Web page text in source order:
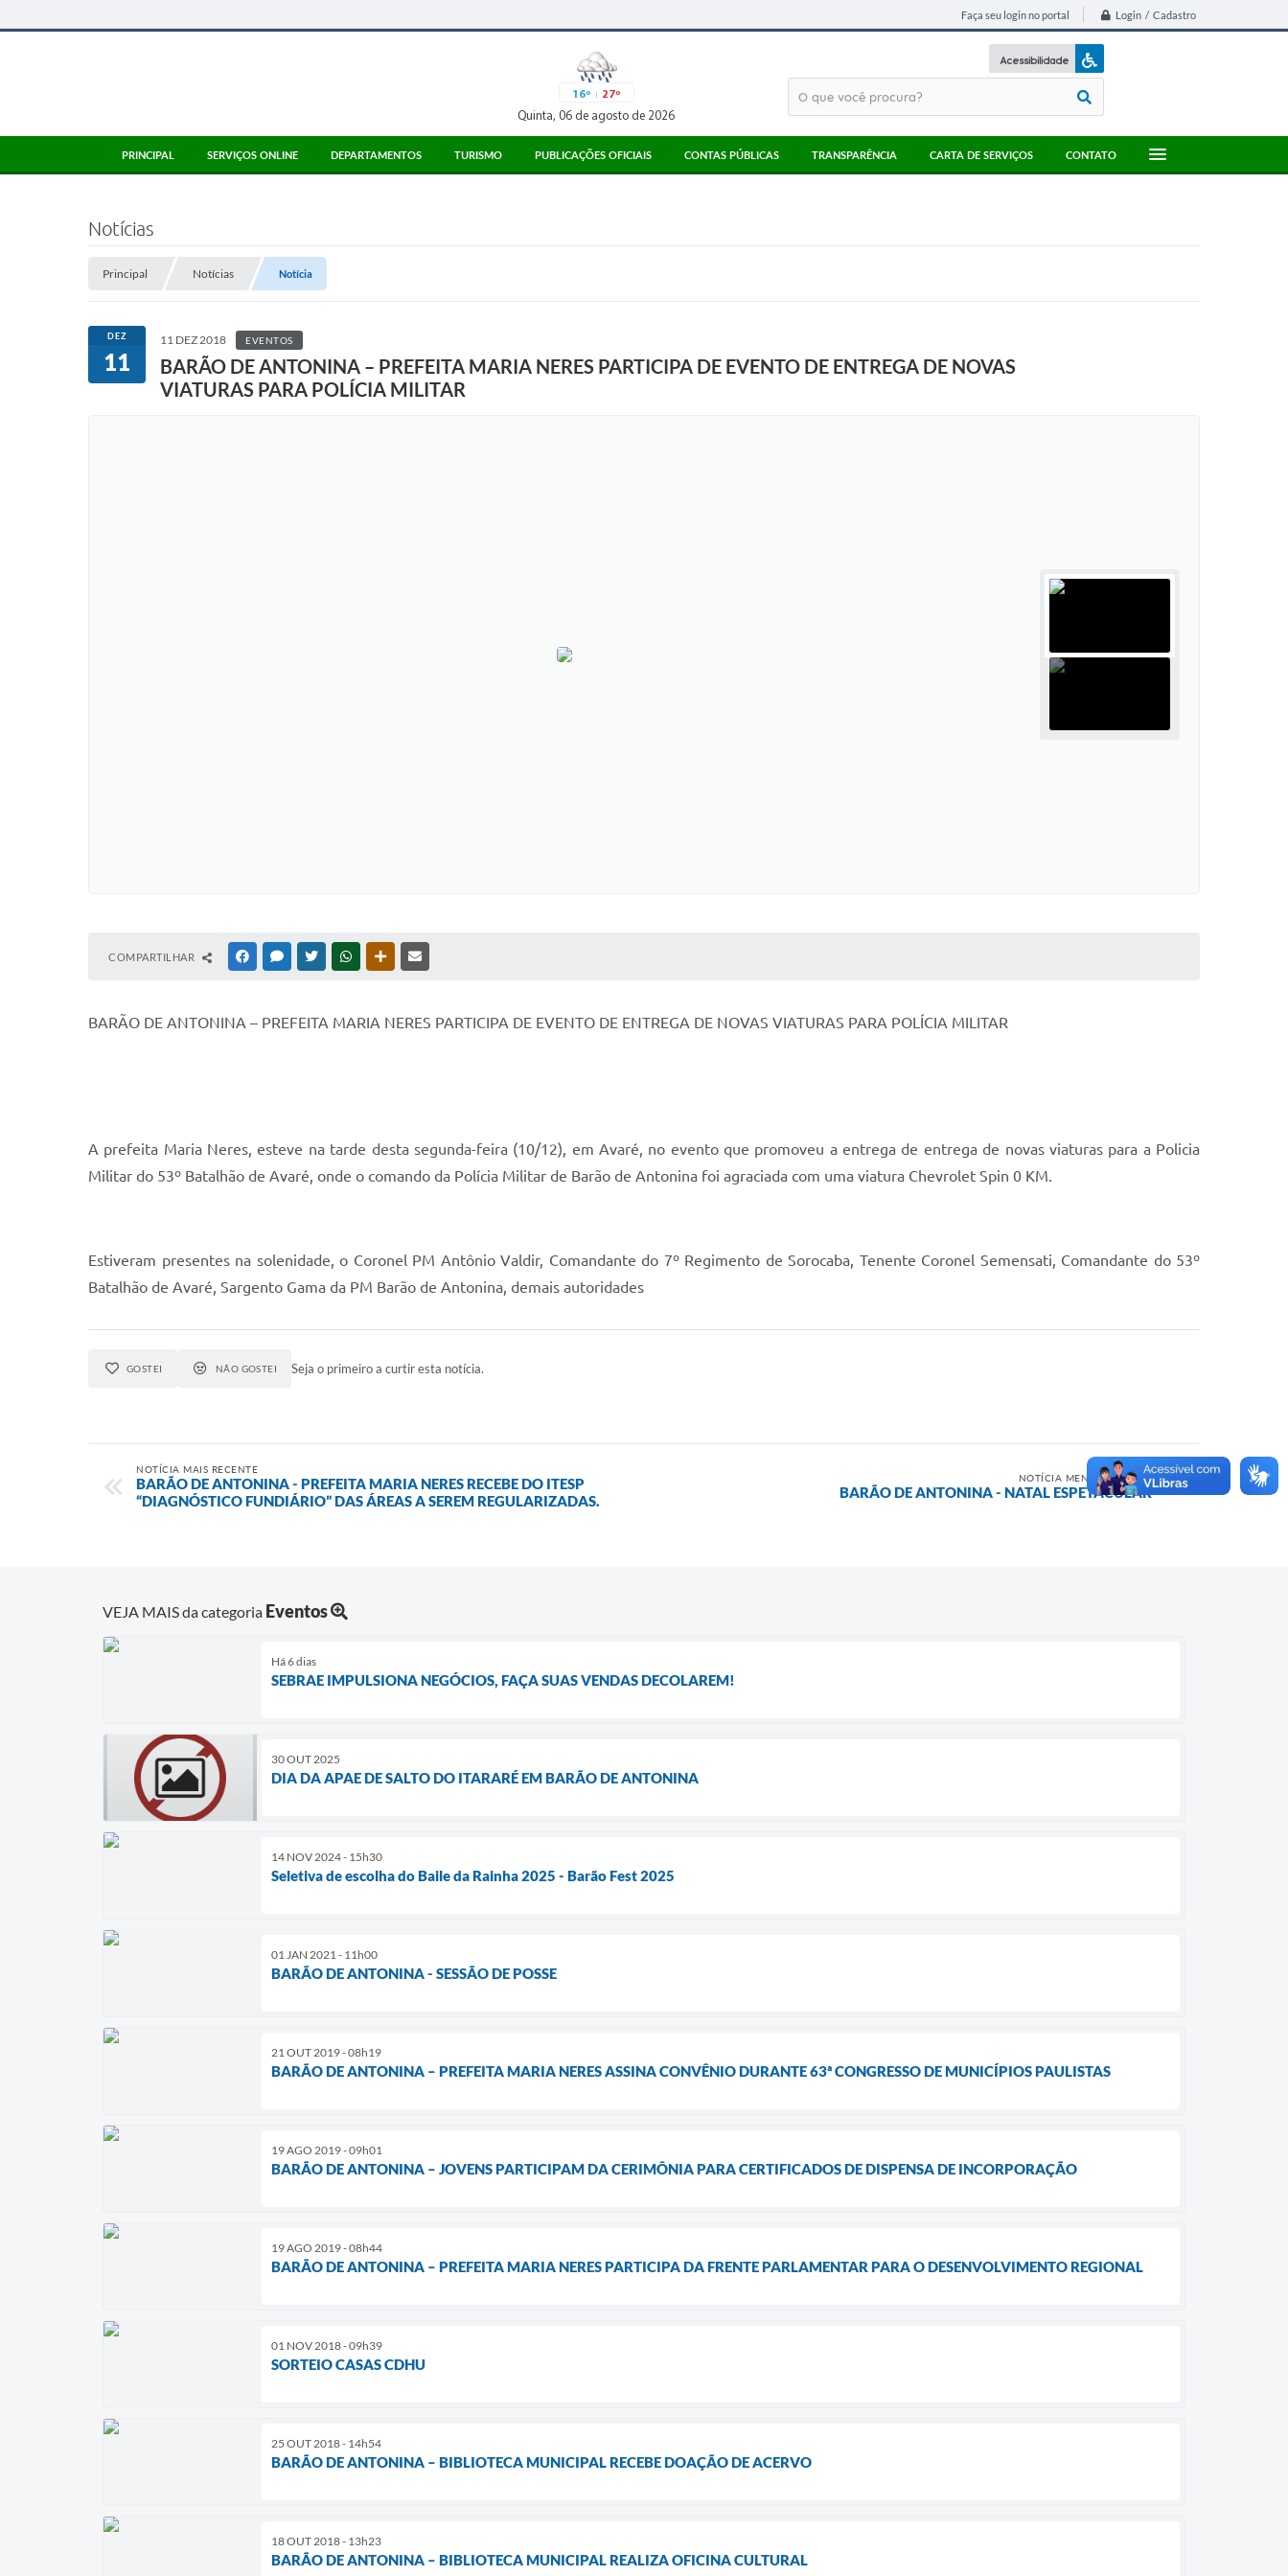
Faça seu login no portal Login / Cadastro
16º 27º
Quinta, 06 de agosto de 2026
Acessibilidade A+
PRINCIPAL SERVIÇOS ONLINE DEPARTAMENTOS TURISMO PUBLICAÇÕES OFICIAIS CONTAS PÚBLICAS TRANSPARÊNCIA CARTA DE SERVIÇOS CONTATO
Notícias
Principal Notícias Notícia
DEZ
11
11 DEZ 2018 EVENTOS
BARÃO DE ANTONINA – PREFEITA MARIA NERES PARTICIPA DE EVENTO DE ENTREGA DE NOVAS
VIATURAS PARA POLÍCIA MILITAR
COMPARTILHAR FACEBOOKMESSENGER
TWITTERWHATSAPPOUTRAS MÍDIAS
BARÃO DE ANTONINA – PREFEITA MARIA NERES PARTICIPA DE EVENTO DE ENTREGA DE NOVAS VIATURAS PARA POLÍCIA MILITAR
A prefeita Maria Neres, esteve na tarde desta segunda-feira (10/12), em Avaré, no evento que promoveu a entrega de entrega de novas viaturas para a Policia
Militar do 53º Batalhão de Avaré, onde o comando da Polícia Militar de Barão de Antonina foi agraciada com uma viatura Chevrolet Spin 0 KM.
Estiveram presentes na solenidade, o Coronel PM Antônio Valdir, Comandante do 7º Regimento de Sorocaba, Tenente Coronel Semensati, Comandante do 53º
Batalhão de Avaré, Sargento Gama da PM Barão de Antonina, demais autoridades
GOSTEI NÃO GOSTEI Seja o primeiro a curtir esta notícia.
NOTÍCIA MAIS RECENTE
BARÃO DE ANTONINA - PREFEITA MARIA NERES RECEBE DO ITESP
“DIAGNÓSTICO FUNDIÁRIO” DAS ÁREAS A SEREM REGULARIZADAS.
NOTÍCIA MENOS RECENTE
BARÃO DE ANTONINA - NATAL ESPETACULAR
VEJA MAIS da categoria Eventos
Há 6 dias
SEBRAE IMPULSIONA NEGÓCIOS, FAÇA SUAS VENDAS DECOLAREM!
30 OUT 2025
DIA DA APAE DE SALTO DO ITARARÉ EM BARÃO DE ANTONINA
14 NOV 2024 - 15h30
Seletiva de escolha do Baile da Rainha 2025 - Barão Fest 2025
01 JAN 2021 - 11h00
BARÃO DE ANTONINA - SESSÃO DE POSSE
21 OUT 2019 - 08h19
BARÃO DE ANTONINA – PREFEITA MARIA NERES ASSINA CONVÊNIO DURANTE 63ª CONGRESSO DE MUNICÍPIOS PAULISTAS
19 AGO 2019 - 09h01
BARÃO DE ANTONINA – JOVENS PARTICIPAM DA CERIMÔNIA PARA CERTIFICADOS DE DISPENSA DE INCORPORAÇÃO
19 AGO 2019 - 08h44
BARÃO DE ANTONINA – PREFEITA MARIA NERES PARTICIPA DA FRENTE PARLAMENTAR PARA O DESENVOLVIMENTO REGIONAL
01 NOV 2018 - 09h39
SORTEIO CASAS CDHU
25 OUT 2018 - 14h54
BARÃO DE ANTONINA – BIBLIOTECA MUNICIPAL RECEBE DOAÇÃO DE ACERVO
18 OUT 2018 - 13h23
BARÃO DE ANTONINA – BIBLIOTECA MUNICIPAL REALIZA OFICINA CULTURAL